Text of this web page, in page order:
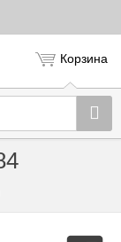
Корзина